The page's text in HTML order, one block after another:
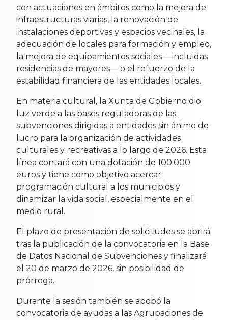
con actuaciones en ámbitos como la mejora de
infraestructuras viarias, la renovación de
instalaciones deportivas y espacios vecinales, la
adecuación de locales para formación y empleo,
la mejora de equipamientos sociales —incluidas
residencias de mayores— o el refuerzo de la
estabilidad financiera de las entidades locales.
En materia cultural, la Xunta de Gobierno dio
luz verde a las bases reguladoras de las
subvenciones dirigidas a entidades sin ánimo de
lucro para la organización de actividades
culturales y recreativas a lo largo de 2026. Esta
línea contará con una dotación de 100.000
euros y tiene como objetivo acercar
programación cultural a los municipios y
dinamizar la vida social, especialmente en el
medio rural.
El plazo de presentación de solicitudes se abrirá
tras la publicación de la convocatoria en la Base
de Datos Nacional de Subvenciones y finalizará
el 20 de marzo de 2026, sin posibilidad de
prórroga.
Durante la sesión también se apobó la
convocatoria de ayudas a las Agrupaciones de